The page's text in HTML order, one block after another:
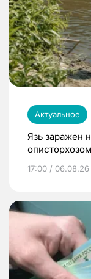
Актуальное
Язь заражен
17:00 / 06.08.26